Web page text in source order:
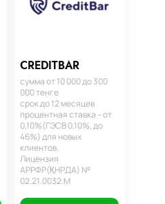
CREDITBAR
сумма от 10 000 до 300
000 тенге
срок до 12 месяцев
процентная ставка – от
0,10%(ГЭСВ 0,10%, до
46%) для новых
клиентов.
Лицензия
АРРФР(ҚНРДА) №
02.21.0032.М